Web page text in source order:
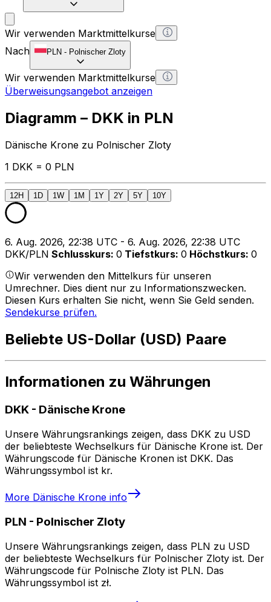
Wir verwenden Marktmittelkurse
Nach
PLN - Polnischer Zloty
Wir verwenden Marktmittelkurse
Überweisungsangebot anzeigen
Diagramm – DKK in PLN
Dänische Krone zu Polnischer Zloty
1 DKK = 0 PLN
12H 1D 1W 1M 1Y 2Y 5Y 10Y
6. Aug. 2026, 22:38 UTC - 6. Aug. 2026, 22:38 UTC
DKK/PLN Schlusskurs: 0 Tiefstkurs: 0 Höchstkurs: 0
Wir verwenden den Mittelkurs für unseren
Umrechner. Dies dient nur zu Informationszwecken.
Diesen Kurs erhalten Sie nicht, wenn Sie Geld senden.
Sendekurse prüfen.
Beliebte US-Dollar (USD) Paare
Informationen zu Währungen
DKK - Dänische Krone
Unsere Währungsrankings zeigen, dass DKK zu USD
der beliebteste Wechselkurs für Dänische Krone ist. Der
Währungscode für Dänische Kronen ist DKK. Das
Währungssymbol ist kr.
More Dänische Krone info
PLN - Polnischer Zloty
Unsere Währungsrankings zeigen, dass PLN zu USD
der beliebteste Wechselkurs für Polnischer Zloty ist. Der
Währungscode für Polnische Zloty ist PLN. Das
Währungssymbol ist zł.